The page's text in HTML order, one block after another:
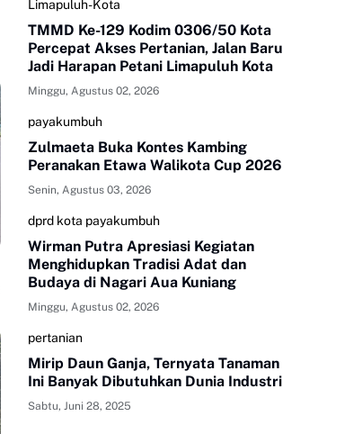
Limapuluh-Kota
TMMD Ke-129 Kodim 0306/50 Kota
Percepat Akses Pertanian, Jalan Baru
Jadi Harapan Petani Limapuluh Kota
Minggu, Agustus 02, 2026
payakumbuh
Zulmaeta Buka Kontes Kambing
Peranakan Etawa Walikota Cup 2026
Senin, Agustus 03, 2026
dprd kota payakumbuh
Wirman Putra Apresiasi Kegiatan
Menghidupkan Tradisi Adat dan
Budaya di Nagari Aua Kuniang
Minggu, Agustus 02, 2026
pertanian
Mirip Daun Ganja, Ternyata Tanaman
Ini Banyak Dibutuhkan Dunia Industri
Sabtu, Juni 28, 2025